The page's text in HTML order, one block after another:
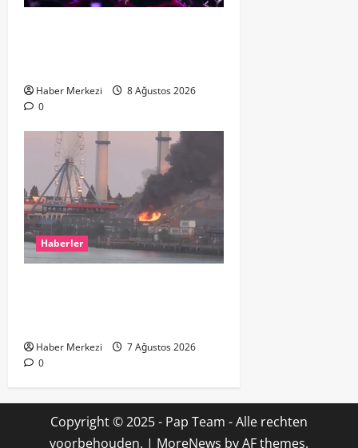
Haber Merkezi
8 Ağustos 2026
0
Haberler
Haber Merkezi
7 Ağustos 2026
0
Copyright © 2025 - Pap Team - Alle rechten
voorbehouden. | MoreNews by AF themes.